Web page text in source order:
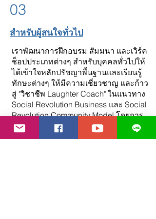
03
สำหรับผู้สนใจทั่วไป
เราพัฒนาการฝึกอบรม สัมมนา และเวิร์ค
ช็อปประเภทต่างๆ สำหรับบุคคลทั่วไปให้
ได้เข้าใจหลักปรัชญาพื้นฐานและเรียนรู้
ทักษะต่างๆ ให้มีความเชี่ยวชาญ และก้าว
สู่ "วิชาชีพ Laughter Coach" ในแนวทาง
Social Revolution Business และ Social
Revolution Community Model โดยการ
จัดหลักสูตรทั้งในระดับพื้นฐาน ระดับ
กลาง และระดับสูง